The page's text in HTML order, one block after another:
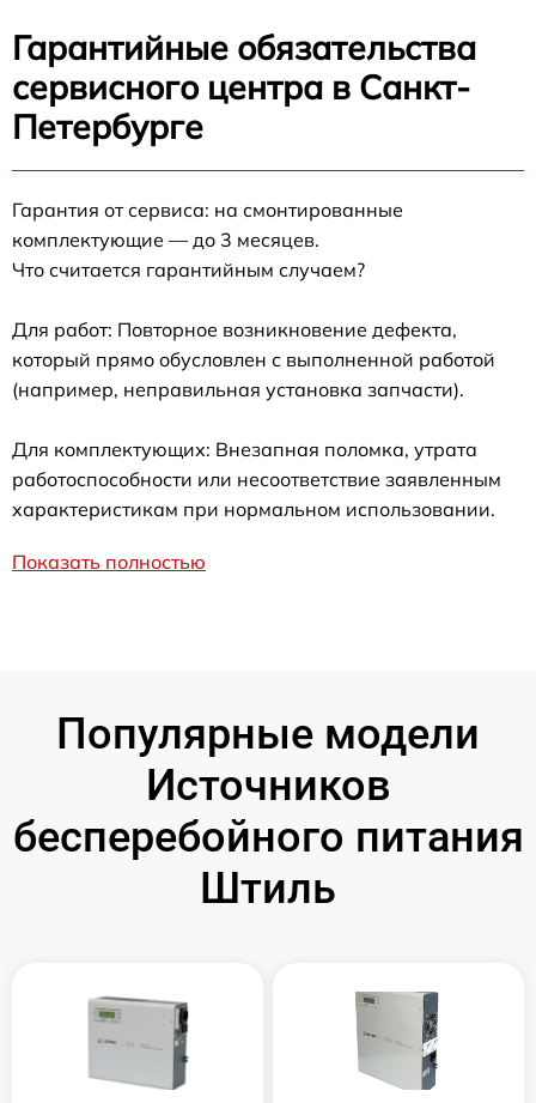
Гарантийные обязательства
сервисного центра в Санкт-
Петербурге
Гарантия от сервиса: на смонтированные
комплектующие — до 3 месяцев.
Что считается гарантийным случаем?
Для работ: Повторное возникновение дефекта,
который прямо обусловлен с выполненной работой
(например, неправильная установка запчасти).
Для комплектующих: Внезапная поломка, утрата
работоспособности или несоответствие заявленным
характеристикам при нормальном использовании.
Показать полностью
Популярные модели
Источников
бесперебойного питания
Штиль